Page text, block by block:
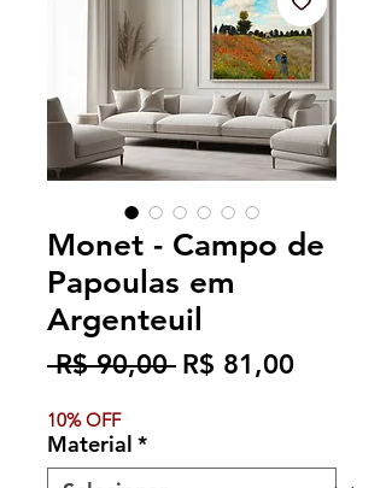
Monet - Campo de
Papoulas em
Argenteuil
R$ 90,00 Preço
R$ 81,00Preço
10% OFF
Material *